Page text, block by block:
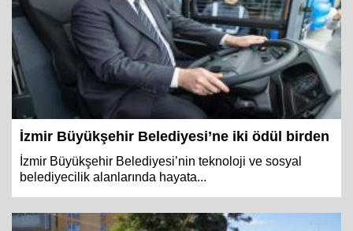
İzmir Büyükşehir Belediyesi’ne iki ödül birden
İzmir Büyükşehir Belediyesi’nin teknoloji ve sosyal
belediyecilik alanlarında hayata...